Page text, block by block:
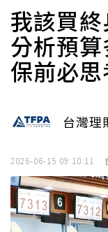
我該買
分析預
保前必
台灣理
2026-06-15 09:10:11